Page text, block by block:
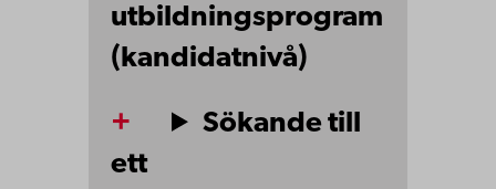
utbildningsprogram
(kandidatnivå)
Sökande till
ett